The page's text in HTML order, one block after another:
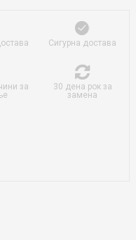
Сигурна достава
за
30 дена рок за
замена